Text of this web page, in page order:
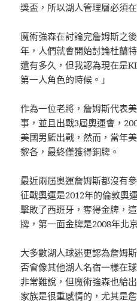
獎盃，所以湖人管理層必須
魔術強森在討論完詹姆斯之
年，人們就會開始討論杜蘭
還有多久，但我認為現在是
第一人角色的時候。」
作為一位老將，詹姆斯代表
事，並且出戰3屆奧運會，
美國男籃出戰，然而，當年
黎各，最終僅獲得銅牌。
最近兩屆奧運詹姆斯都沒有
征戰奧運是2012年的倫敦奧
擊敗了西班牙，奪得金牌，
牌，第一面金牌是2008年北
大多數湖人球迷更認為詹姆
否會像其他湖人名宿一樣在
非常難說，但魔術強森也給
家族是很重感情的，尤其是